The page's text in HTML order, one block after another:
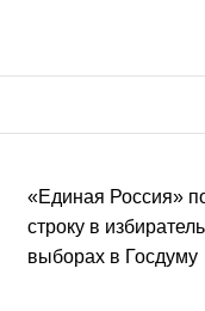
«Единая Россия»
строку в
выборах в Госдуму